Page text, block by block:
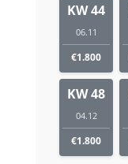
KW 44
06.11
€1.800
KW 48
04.12
€1.800